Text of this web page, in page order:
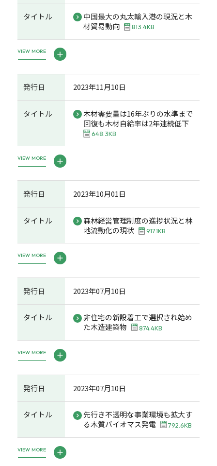
タイトル
中国最大の丸太輸入港の現況と木
材貿易動向
813.4KB
VIEW MORE
発行日 2023年11月10日
タイトル
木材需要量は16年ぶりの水準まで
回復も木材自給率は2年連続低下
648.3KB
VIEW MORE
発行日 2023年10月01日
タイトル
森林経営管理制度の進捗状況と林
地流動化の現状
917.1KB
VIEW MORE
発行日 2023年07月10日
タイトル
非住宅の新設着工で選択され始め
た木造建築物
874.4KB
VIEW MORE
発行日 2023年07月10日
タイトル
先行き不透明な事業環境も拡大す
る木質バイオマス発電
792.6KB
VIEW MORE